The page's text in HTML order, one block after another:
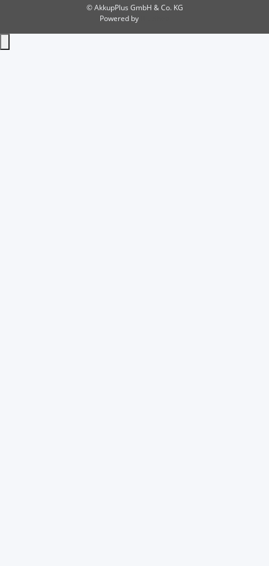
© AkkupPlus GmbH & Co. KG
Powered by